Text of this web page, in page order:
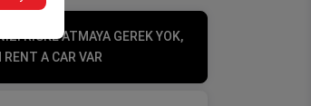
RİSKE ATMAYA GEREK YOK,
RENT A CAR VAR